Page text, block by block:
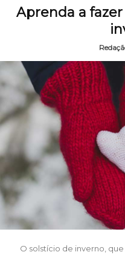
Aprenda a
O solstício de inverno,